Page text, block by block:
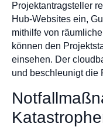
Projektantragsteller
Hub-Websites ein,
mithilfe von
können den
einsehen. Der
und beschleunigt die